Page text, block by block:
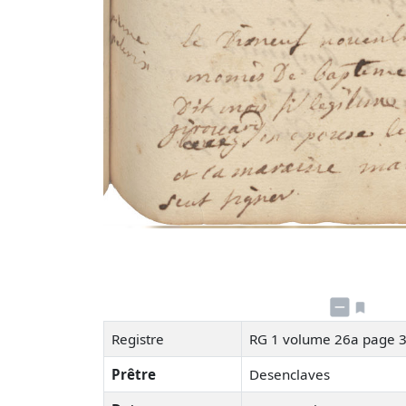
Registre
RG 1 volume 26a page
Prêtre
Desenclaves